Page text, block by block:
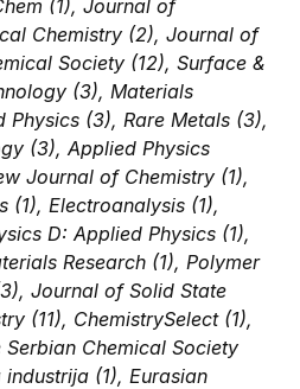
(1), Journal of
Chemistry (2), Journal of
Society (12), Surface &
(3), Materials
Physics (3), Rare Metals (3),
(3), Applied Physics
Journal of Chemistry (1),
(1), Electroanalysis (1),
D: Applied Physics (1),
Research (1), Polymer
Journal of Solid State
(11), ChemistrySelect (1),
Chemical Society
industrija (1), Eurasian